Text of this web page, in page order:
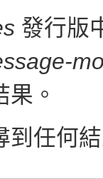
發行版
。
到任何